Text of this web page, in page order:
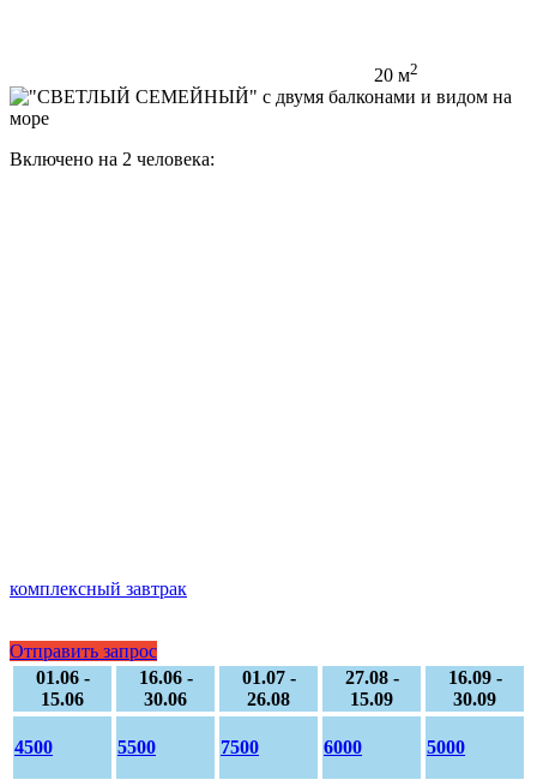
20 м2
Включено на 2 человека:
комплексный завтрак
Отправить запрос
01.06 -
15.06
16.06 -
30.06
01.07 -
26.08
27.08 -
15.09
16.09 -
30.09
4500 5500 7500 6000 5000